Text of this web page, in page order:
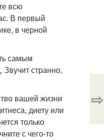
всю
В первый
в черной
самым
странно,
вашей жизни
диету или
только
с чего-то
⇨